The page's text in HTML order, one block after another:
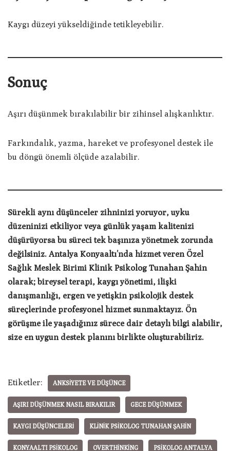
Kaygı düzeyi yükseldiğinde tetikleyebilir.
Sonuç
Aşırı düşünmek bırakılabilir bir zihinsel alışkanlıktır.
Farkındalık, yazma, hareket ve profesyonel destek ile
bu döngü önemli ölçüde azalabilir.
Sürekli aynı düşünceler zihninizi yoruyor, uyku
düzeninizi etkiliyor veya günlük yaşam kalitenizi
düşürüyorsa bu süreci tek başınıza yönetmek zorunda
değilsiniz. Antalya Konyaaltı’nda hizmet veren Özel
Sağlık Meslek Birimi Klinik Psikolog Tunahan Şahin
olarak; bireysel terapi, kaygı yönetimi, ilişki
danışmanlığı, ergen ve yetişkin psikolojik destek
süreçlerinde profesyonel hizmet sunmaktayız. Ön
görüşme ile yaşadığınız sürece dair detaylı bilgi alabilir,
size en uygun destek planını birlikte oluşturabiliriz.
Etiketler: ANKSIYETE VE DÜŞÜNCE
AŞIRI DÜŞÜNMEK NASIL BIRAKILIR GECE DÜŞÜNMEK
KAYGI DÜŞÜNCELERI KLINIK PSIKOLOG TUNAHAN ŞAHIN
KONYAALTI PSIKOLOG OVERTHINKING PSIKOLOG ANTALYA